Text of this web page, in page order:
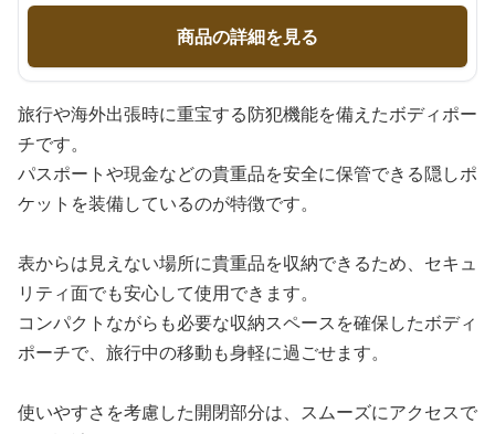
商品の詳細を見る
旅行や海外出張時に重宝する防犯機能を備えたボディポー
チです。
パスポートや現金などの貴重品を安全に保管できる隠しポ
ケットを装備しているのが特徴です。
表からは見えない場所に貴重品を収納できるため、セキュ
リティ面でも安心して使用できます。
コンパクトながらも必要な収納スペースを確保したボディ
ポーチで、旅行中の移動も身軽に過ごせます。
使いやすさを考慮した開閉部分は、スムーズにアクセスで